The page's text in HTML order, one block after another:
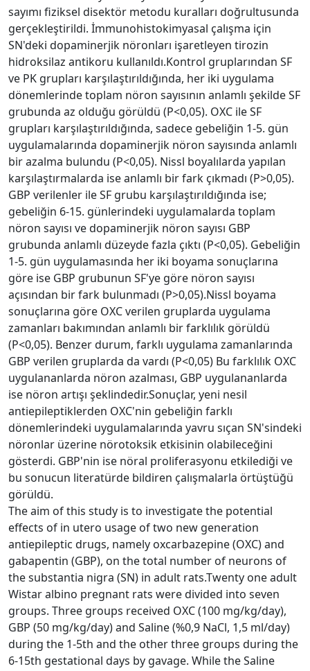
sayımı fiziksel disektör metodu kuralları doğrultusunda
gerçekleştirildi. İmmunohistokimyasal çalışma için
SN'deki dopaminerjik nöronları işaretleyen tirozin
hidroksilaz antikoru kullanıldı.Kontrol gruplarından SF
ve PK grupları karşılaştırıldığında, her iki uygulama
dönemlerinde toplam nöron sayısının anlamlı şekilde SF
grubunda az olduğu görüldü (P<0,05). OXC ile SF
grupları karşılaştırıldığında, sadece gebeliğin 1-5. gün
uygulamalarında dopaminerjik nöron sayısında anlamlı
bir azalma bulundu (P<0,05). Nissl boyalılarda yapılan
karşılaştırmalarda ise anlamlı bir fark çıkmadı (P>0,05).
GBP verilenler ile SF grubu karşılaştırıldığında ise;
gebeliğin 6-15. günlerindeki uygulamalarda toplam
nöron sayısı ve dopaminerjik nöron sayısı GBP
grubunda anlamlı düzeyde fazla çıktı (P<0,05). Gebeliğin
1-5. gün uygulamasında her iki boyama sonuçlarına
göre ise GBP grubunun SF'ye göre nöron sayısı
açısından bir fark bulunmadı (P>0,05).Nissl boyama
sonuçlarına göre OXC verilen gruplarda uygulama
zamanları bakımından anlamlı bir farklılık görüldü
(P<0,05). Benzer durum, farklı uygulama zamanlarında
GBP verilen gruplarda da vardı (P<0,05) Bu farklılık OXC
uygulananlarda nöron azalması, GBP uygulananlarda
ise nöron artışı şeklindedir.Sonuçlar, yeni nesil
antiepileptiklerden OXC'nin gebeliğin farklı
dönemlerindeki uygulamalarında yavru sıçan SN'sindeki
nöronlar üzerine nörotoksik etkisinin olabileceğini
gösterdi. GBP'nin ise nöral proliferasyonu etkilediği ve
bu sonucun literatürde bildiren çalışmalarla örtüştüğü
görüldü.
The aim of this study is to investigate the potential
effects of in utero usage of two new generation
antiepileptic drugs, namely oxcarbazepine (OXC) and
gabapentin (GBP), on the total number of neurons of
the substantia nigra (SN) in adult rats.Twenty one adult
Wistar albino pregnant rats were divided into seven
groups. Three groups received OXC (100 mg/kg/day),
GBP (50 mg/kg/day) and Saline (%0,9 NaCl, 1,5 ml/day)
during the 1-5th and the other three groups during the
6-15th gestational days by gavage. While the Saline